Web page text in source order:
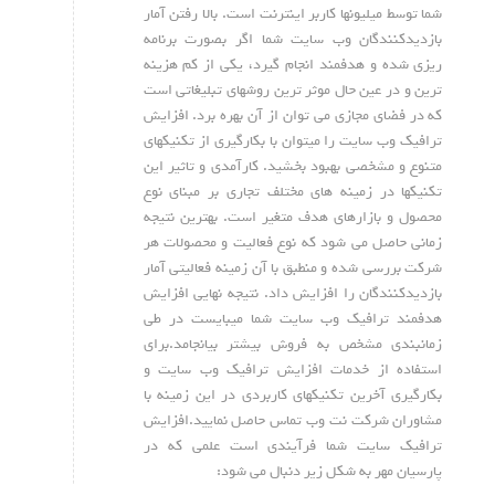
شما توسط میلیونها کاربر اینترنت است. بالا رفتن آمار
بازدیدکنندگان وب سایت شما اگر بصورت برنامه
ریزی شده و هدفمند انجام گیرد، یکی از کم هزینه
ترین و در عین حال موثر ترین روشهای تبلیغاتی است
که در فضای مجازی می توان از آن بهره برد. افزایش
ترافیک وب سایت را میتوان با بکارگیری از تکنیکهای
متنوع و مشخصی بهبود بخشید. کارآمدی و تاثیر این
تکنیکها در زمینه های مختلف تجاری بر مبنای نوع
محصول و بازارهای هدف متغیر است. بهترین نتیجه
زمانی حاصل می شود که نوع فعالیت و محصولات هر
شرکت بررسی شده و منطبق با آن زمینه فعالیتی آمار
بازدیدکنندگان را افزایش داد. نتیجه نهایی افزایش
هدفمند ترافیک وب سایت شما میبایست در طی
زمانبندی مشخص به فروش بیشتر بیانجامد.برای
استفاده از خدمات افزایش ترافیک وب سایت و
بکارگیری آخرین تکنیکهای کاربردی در این زمینه با
مشاوران شرکت نت وب تماس حاصل نمایید.افزایش
ترافیک سایت شما فرآیندی است علمی که در
پارسیان مهر به شکل زیر دنبال می شود: